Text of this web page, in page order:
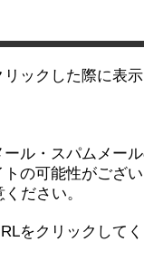
ックした際に表
ル・スパムメー
の可能性がござ
ださい。
をクリックして